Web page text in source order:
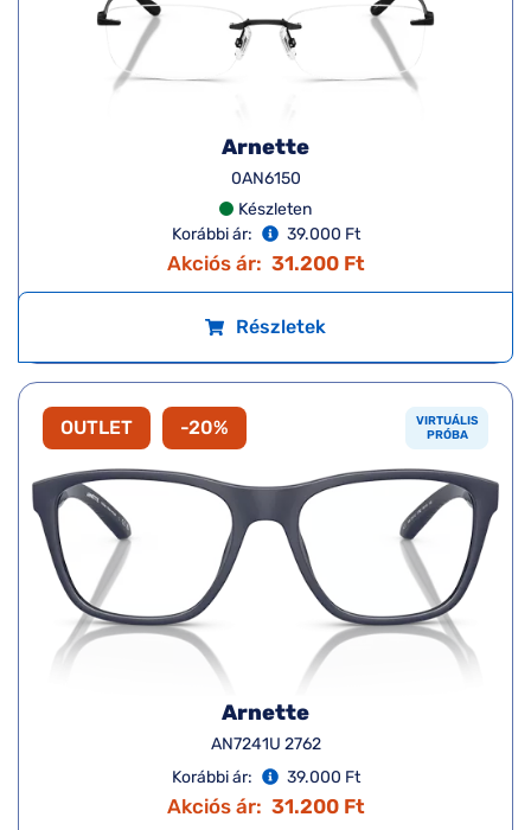
Arnette
0AN6150
Készleten
Korábbi ár:
39.000 Ft
Akciós ár: 31.200 Ft
Részletek
OUTLET -20%
VIRTUÁLIS
PRÓBA
Arnette
AN7241U 2762
Korábbi ár:
39.000 Ft
Akciós ár: 31.200 Ft